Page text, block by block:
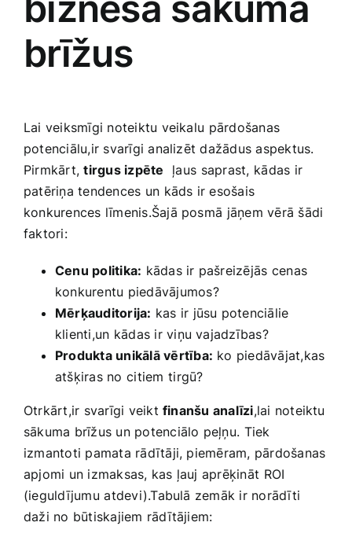
brīžus
Lai veiksmīgi noteiktu veikalu⁢ pārdošanas
‍potenciālu,ir svarīgi analizēt dažādus aspektus.
Pirmkārt,tirgus​ izpēte ⁤ ļaus ⁣saprast, ⁢kādas ir
patēriņa tendences⁢ un kāds ir esošais
konkurences līmenis.Šajā posmā⁤ jāņem vērā šādi
faktori:
Cenu politika: kādas ir pašreizējās⁢ cenas
konkurentu piedāvājumos?
Mērķauditorija: kas ir jūsu potenciālie
‌klienti,un ⁢kādas ir viņu vajadzības?
Produkta unikālā vērtība: ko piedāvājat,kas
atšķiras no ⁢citiem⁢ tirgū?
Otrkārt,ir svarīgi veikt finanšu analīzi,lai noteiktu
sākuma brīžus ‍un potenciālo peļņu.⁣ Tiek
izmantoti pamata rādītāji, piemēram, pārdošanas
apjomi un​ izmaksas, kas ļauj aprēķināt ⁣ROI
(ieguldījumu⁣ atdevi).Tabulā zemāk ir​ norādīti
daži no ‌būtiskajiem rādītājiem: